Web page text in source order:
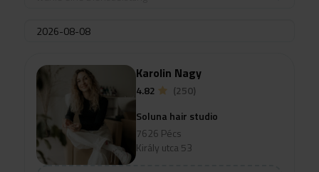
Karolin Nagy
4.82
(250)
Soluna hair studio
7626 Pécs
Király utca 53